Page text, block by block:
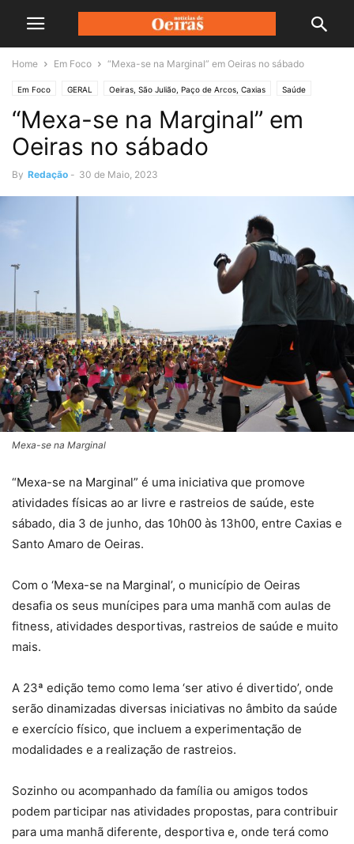
Home Em Foco “Mexa-se na Marginal” em Oeiras no sábado
Em Foco GERAL Oeiras, São Julião, Paço de Arcos, Caxias Saúde
“Mexa-se na Marginal” em
Oeiras no sábado
By Redação - 30 de Maio, 2023
Mexa-se na Marginal
“Mexa-se na Marginal” é uma iniciativa que promove
atividades físicas ao ar livre e rastreios de saúde, este
sábado, dia 3 de junho, das 10h00 às 13h00, entre Caxias e
Santo Amaro de Oeiras.
Com o ‘Mexa-se na Marginal’, o município de Oeiras
desafia os seus munícipes para uma manhã com aulas de
fitness, atividades desportivas, rastreios de saúde e muito
mais.
A 23ª edição temo como lema ‘ser ativo é divertido’, onde
serão dinamizadas diversas iniciativas no âmbito da saúde
e exercício físico, que incluem a experimentação de
modalidades e a realização de rastreios.
Sozinho ou acompanhado da família ou amigos todos
podem participar nas atividades propostas, para contribuir
para uma manhã diferente, desportiva e, onde terá como